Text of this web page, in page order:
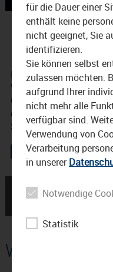
Monday
18. November 2017
Das gibt ein Monday
Woche. Erst war der
Charts und bis heute
die Welt. Am Montag
Saturday Night Fever,
← Ankündigung Gráinne
Weitere
für die Dauer einer
enthält keine
nicht geeignet, Sie
identifizieren.
Sie können selbst
zulassen möchten.
aufgrund Ihrer
nicht mehr alle
verfügbar sind.
Verwendung von
Verarbeitung
in unserer
Notwendige
Statistik